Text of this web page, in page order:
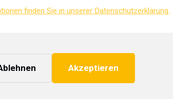
finden Sie in unserer Datenschutzerklärung.
Akzeptieren
WG1916307
1
Aufladungsart:Abgasturbolader